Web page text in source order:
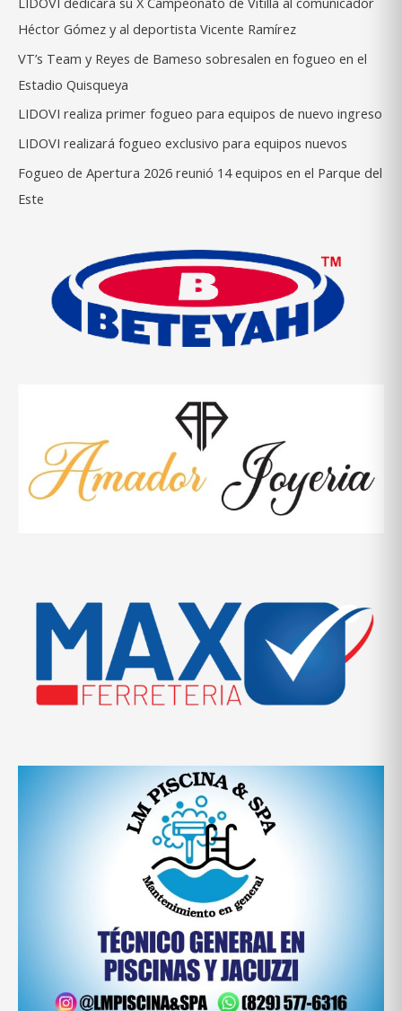
Héctor Gómez y al deportista Vicente Ramírez
VT’s Team y Reyes de Bameso sobresalen en fogueo en el
Estadio Quisqueya
LIDOVI realiza primer fogueo para equipos de nuevo ingreso
LIDOVI realizará fogueo exclusivo para equipos nuevos
Fogueo de Apertura 2026 reunió 14 equipos en el Parque del
Este